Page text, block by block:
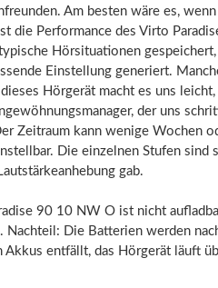
Am besten wäre es,
die Performance des Virto
Hörsituationen
Einstellung generiert.
Hörgerät macht es uns
der uns
Zeitraum kann wenige Wochen
Die einzelnen Stufen sind
gab.
90 10 NW O ist nicht
Nachteil: Die Batterien werden
Akkus entfällt, das Hörgerät läuft